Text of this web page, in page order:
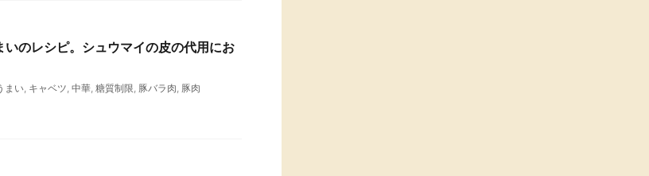
いのレシピ。シュウマイの皮の代用にお
まい, キャベツ, 中華, 糖質制限, 豚バラ肉, 豚肉